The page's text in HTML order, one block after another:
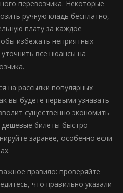
перевозчика. Некоторые
ручную кладь бесплатно,
плату за каждое
избежать неприятных
все нюансы на
на рассылки популярных
вы будете первыми узнавать
существенно экономить
дешевые билеты быстро
заранее, особенно если
правило: проверяйте
что правильно указали